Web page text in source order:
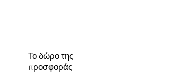
Το δώρο της
προσφοράς